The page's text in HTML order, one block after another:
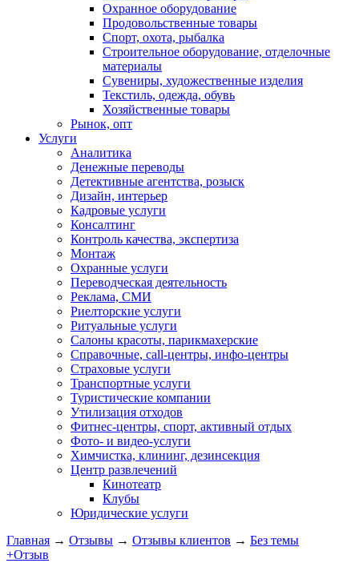
Охранное оборудование
Продовольственные товары
Спорт, охота, рыбалка
Строительное оборудование, отделочные
материалы
Сувениры, художественные изделия
Текстиль, одежда, обувь
Хозяйственные товары
Рынок, опт
Услуги
Аналитика
Денежные переводы
Детективные агентства, розыск
Дизайн, интерьер
Кадровые услуги
Консалтинг
Контроль качества, экспертиза
Монтаж
Охранные услуги
Переводческая деятельность
Реклама, СМИ
Риелторские услуги
Ритуальные услуги
Салоны красоты, парикмахерские
Справочные, call-центры, инфо-центры
Страховые услуги
Транспортные услуги
Туристические компании
Утилизация отходов
Фитнес-центры, спорт, активный отдых
Фото- и видео-услуги
Химчистка, клининг, дезинсекция
Центр развлечений
Кинотеатр
Клубы
Юридические услуги
Главная → Отзывы → Отзывы клиентов → Без темы
+Отзыв